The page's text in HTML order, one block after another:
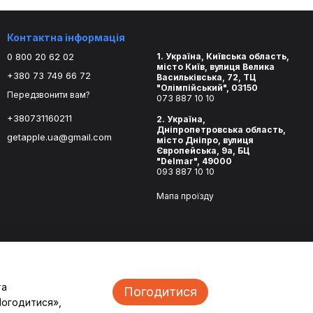
Контактна інформація
0 800 20 62 02
+380 73 749 66 72
Передзвонити вам?
+380731160211
getapple.ua@gmail.com
1. Україна, Київська область,
місто Київ, вулиця Велика
Васильківська, 72, ТЦ
"Олімпійський", 03150
073 887 10 10
2. Україна,
Дніпропетровська область,
місто Дніпро, вулиця
Європейська, 9а, БЦ
"Delmar", 49000
093 887 10 10
Мапа проїзду
Погодитися